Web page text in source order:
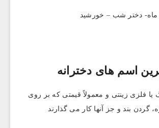
ماه- دختر شب – خورشید
اسم های دخترانه
فلزی زینتی و معمولاً قیمتی که بر روی
گردن بند و جز آنها کار می گذارند